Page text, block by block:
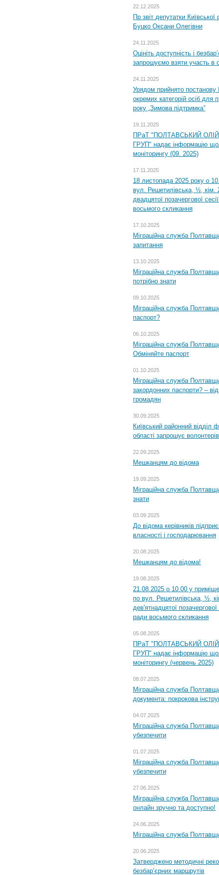
22.12.2025
Пр звіт депутатки
Буцко Оксани Олегівни
24.11.2025
Оцініть доступність і
запрошуємо взяти участь в
24.11.2025
Урядом прийнято постанову
окремих категорій осіб для
року „Зимова підтримка”
19.11.2025
ПРаТ "ПОЛТАВСЬКИЙ
ГРУП" надає інформацію
моніторингу (09. 2025)
17.11.2025
18 листопада 2025 року о
вул. Решетилівська, ½, кім.
двадцятої позачергової
восьмого скликання
17.10.2025
Міграційна служба
запитання
13.10.2025
Міграційна служба
потрібно знати
09.10.2025
Міграційна служба
паспорт?
06.10.2025
Міграційна служба
Обміняйте паспорт
01.10.2025
Міграційна служба
закордонних паспорти? –
громадян
30.09.2025
Київський районний відділ
області запрошує
22.09.2025
Мешканцям до відома
19.09.2025
Міграційна служба
знати
03.09.2025
До відома керівників
власності і господарювання
20.08.2025
Мешканцям до відома!
19.08.2025
21.08.2025 о 10.00 у
по вул. Решетилівська, ½,
дев'ятнадцятої
ради восьмого скликання
05.08.2025
ПРаТ "ПОЛТАВСЬКИЙ
ГРУП" надає інформацію
моніторингу (червень 2025)
08.07.2025
Міграційна служба
документа: покрокова
04.07.2025
Міграційна служба
убезпечити
01.07.2025
Міграційна служба
убезпечити
27.06.2025
Міграційна служба
онлайн зручно та доступно!
24.06.2025
Міграційна служба
20.06.2025
Затверджено методичні
безбар’єрних маршрутів